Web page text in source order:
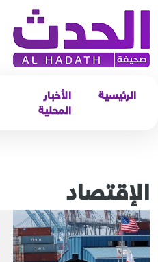
الرئيسية
الأخبار
المحلية
الإقتصاد